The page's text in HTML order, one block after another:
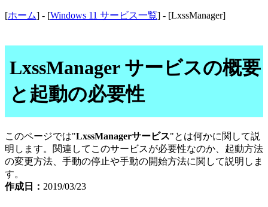
[ホーム] - [Windows 11 サービス一覧] - [LxssManager]
LxssManager サービスの概要
と起動の必要性
このページでは"LxssManagerサービス"とは何かに関して説
明します。関連してこのサービスが必要性なのか、起動方法
の変更方法、手動の停止や手動の開始方法に関して説明しま
す。
作成日： 2019/03/23